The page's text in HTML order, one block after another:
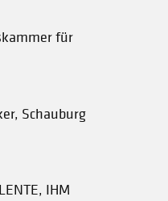
für
Schauburg
IHM